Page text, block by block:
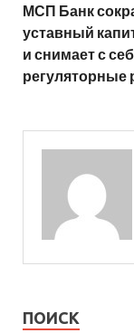
МСП Банк
уставный
и снимает с
регуляторные
ПОИСК